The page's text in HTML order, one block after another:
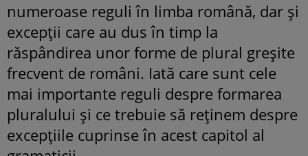
numeroase reguli în limba română, dar și
excepții care au dus în timp la
răspândirea unor forme de plural greșite
frecvent de români. Iată care sunt cele
mai importante reguli despre formarea
pluralului și ce trebuie să reținem despre
excepțiile cuprinse în acest capitol al